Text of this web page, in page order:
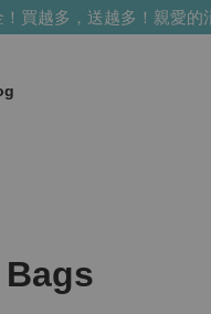
越多，送越多！親愛的消
Bags